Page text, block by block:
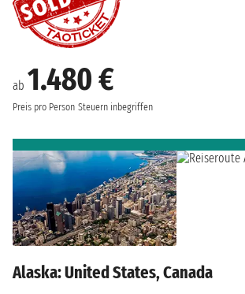
ab 1.480 €
Preis pro Person Steuern inbegriffen
Alaska: United States, Canada